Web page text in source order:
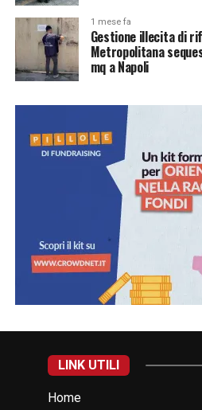
1 mese fa
Gestione illecita di
Metropolitana
mq a Napoli
LINK UTILI
Home